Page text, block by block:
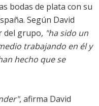
bodas de plata con su
Según David
del grupo, "ha sido un
trabajando en él y
hecho que se
, afirma David